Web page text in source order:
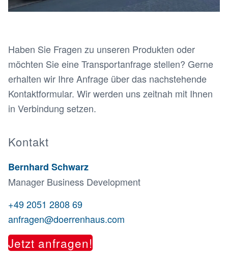
Haben Sie Fragen zu unseren Produkten oder
möchten Sie eine Transportanfrage stellen? Gerne
erhalten wir Ihre Anfrage über das nachstehende
Kontaktformular. Wir werden uns zeitnah mit Ihnen
in Verbindung setzen.
Kontakt
Bernhard Schwarz
Manager Business Development
+49 2051 2808 69
anfragen@doerrenhaus.com
Jetzt anfragen!